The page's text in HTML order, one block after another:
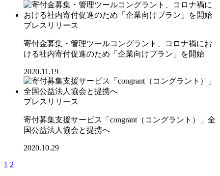
プレスリリース
寄付金募集・管理ツールコングラント、コロナ禍にお
ける社内寄付促進のため「企業向けプラン」を開始
2020.11.19
プレスリリース
寄付募集支援サービス「congrant（コングラント）」全
国公益法人協会と提携へ
2020.10.29
1 2